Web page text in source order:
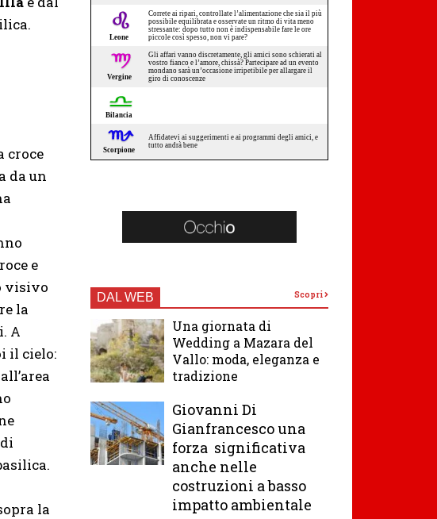
croce
da un
e
visivo
la
A
il cielo:
la
DAL WEB Scopri
Una giornata di
Wedding a Mazara del
Vallo: moda, eleganza e
tradizione
Giovanni Di
Gianfrancesco una
forza significativa
anche nelle
costruzioni a basso
impatto ambientale